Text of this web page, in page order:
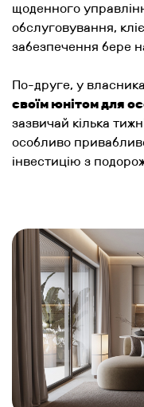
щоденного
обслуговування,
забезпечення бере
По-друге, у
своїм юнітом для
зазвичай кілька
особливо
інвестицію з